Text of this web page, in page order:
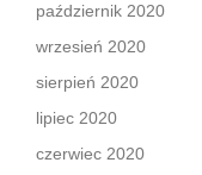
październik 2020
wrzesień 2020
sierpień 2020
lipiec 2020
czerwiec 2020